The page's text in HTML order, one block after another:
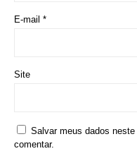
E-mail *
Site
Salvar meus dados
comentar.